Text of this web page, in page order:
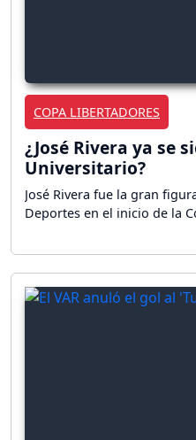
COPA LIBERTADORES
¿José Rivera ya se
Universitario?
José Rivera fue la gran
Deportes en el inicio de la